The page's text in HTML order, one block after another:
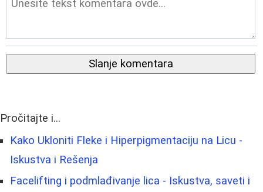
Slanje komentara
Pročitajte i...
Kako Ukloniti Fleke i Hiperpigmentaciju na Licu -
Iskustva i Rešenja
Facelifting i podmlađivanje lica - Iskustva, saveti i